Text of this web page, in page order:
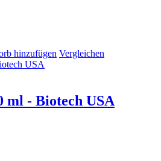
hinzufügen Vergleichen
ml - Biotech USA